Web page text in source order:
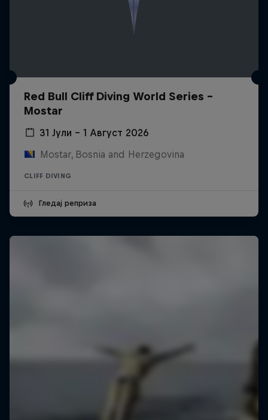
Red Bull Cliff Diving World Series -
Mostar
31 Јули – 1 Август 2026
Mostar, Bosnia and Herzegovina
CLIFF DIVING
Гледај реприза